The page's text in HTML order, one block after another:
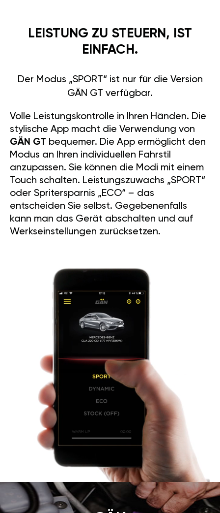
LEISTUNG ZU STEUERN, IST
EINFACH.
Der Modus „SPORT“ ist nur für die Version
GÄN GT verfügbar.
Volle Leistungskontrolle in Ihren Händen. Die
stylische App macht die Verwendung von
GÄN GT bequemer. Die App ermöglicht den
Modus an Ihren individuellen Fahrstil
anzupassen. Sie können die Modi mit einem
Touch schalten. Leistungszuwachs „SPORT“
oder Spritersparnis „ECO“ – das
entscheiden Sie selbst. Gegebenenfalls
kann man das Gerät abschalten und auf
Werkseinstellungen zurücksetzen.